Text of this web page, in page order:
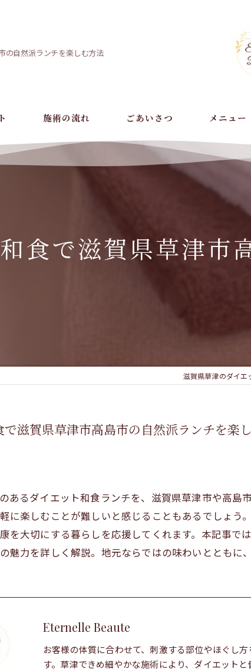
の自然派ランチを楽しむ方法
施術の流れ ごあいさつ メニュー
食で滋賀県草津市
滋賀県草津のダイエ
で滋賀県草津市高島市の自然派ランチを楽
あるダイエット和食ランチを、滋賀県草津市や高
に楽しむことが難しいと感じることもあるでしょ
を大切にする暮らしを応援してくれます。本記事
魅力を詳しく解説。地元ならではの味わいとともに
Eternelle Beaute
お客様の体質に合わせて、刺激する部位やほぐし
す。草津できめ細やかな施術により、ダイエットと